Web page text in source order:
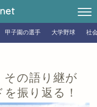
甲子園の選手 大学野球 社
その語り継が
振り返る！